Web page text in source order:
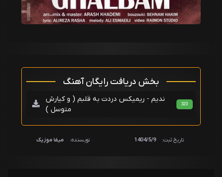
بخش دریافت رایگان آهنگ
ندیم - ریمیکس دردت به قلبم ( و کیارش
متوسل )
320
تاریخ ثبت: 1404/5/9 نویسنده: میفا موزیک